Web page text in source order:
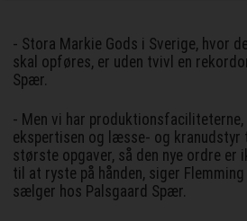
- Stora Markie Gods i Sverige, hvor
skal opføres, er uden tvivl en
Spær.
- Men vi har produktionsfaciliteterne,
ekspertisen og læsse- og kranudstyr
største opgaver, så den nye ordre er
til at ryste på hånden, siger
sælger hos Palsgaard Spær.